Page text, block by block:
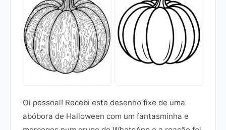
Oi pessoal! Recebi este desenho fixe de uma
abóbora de Halloween com um fantasminha e